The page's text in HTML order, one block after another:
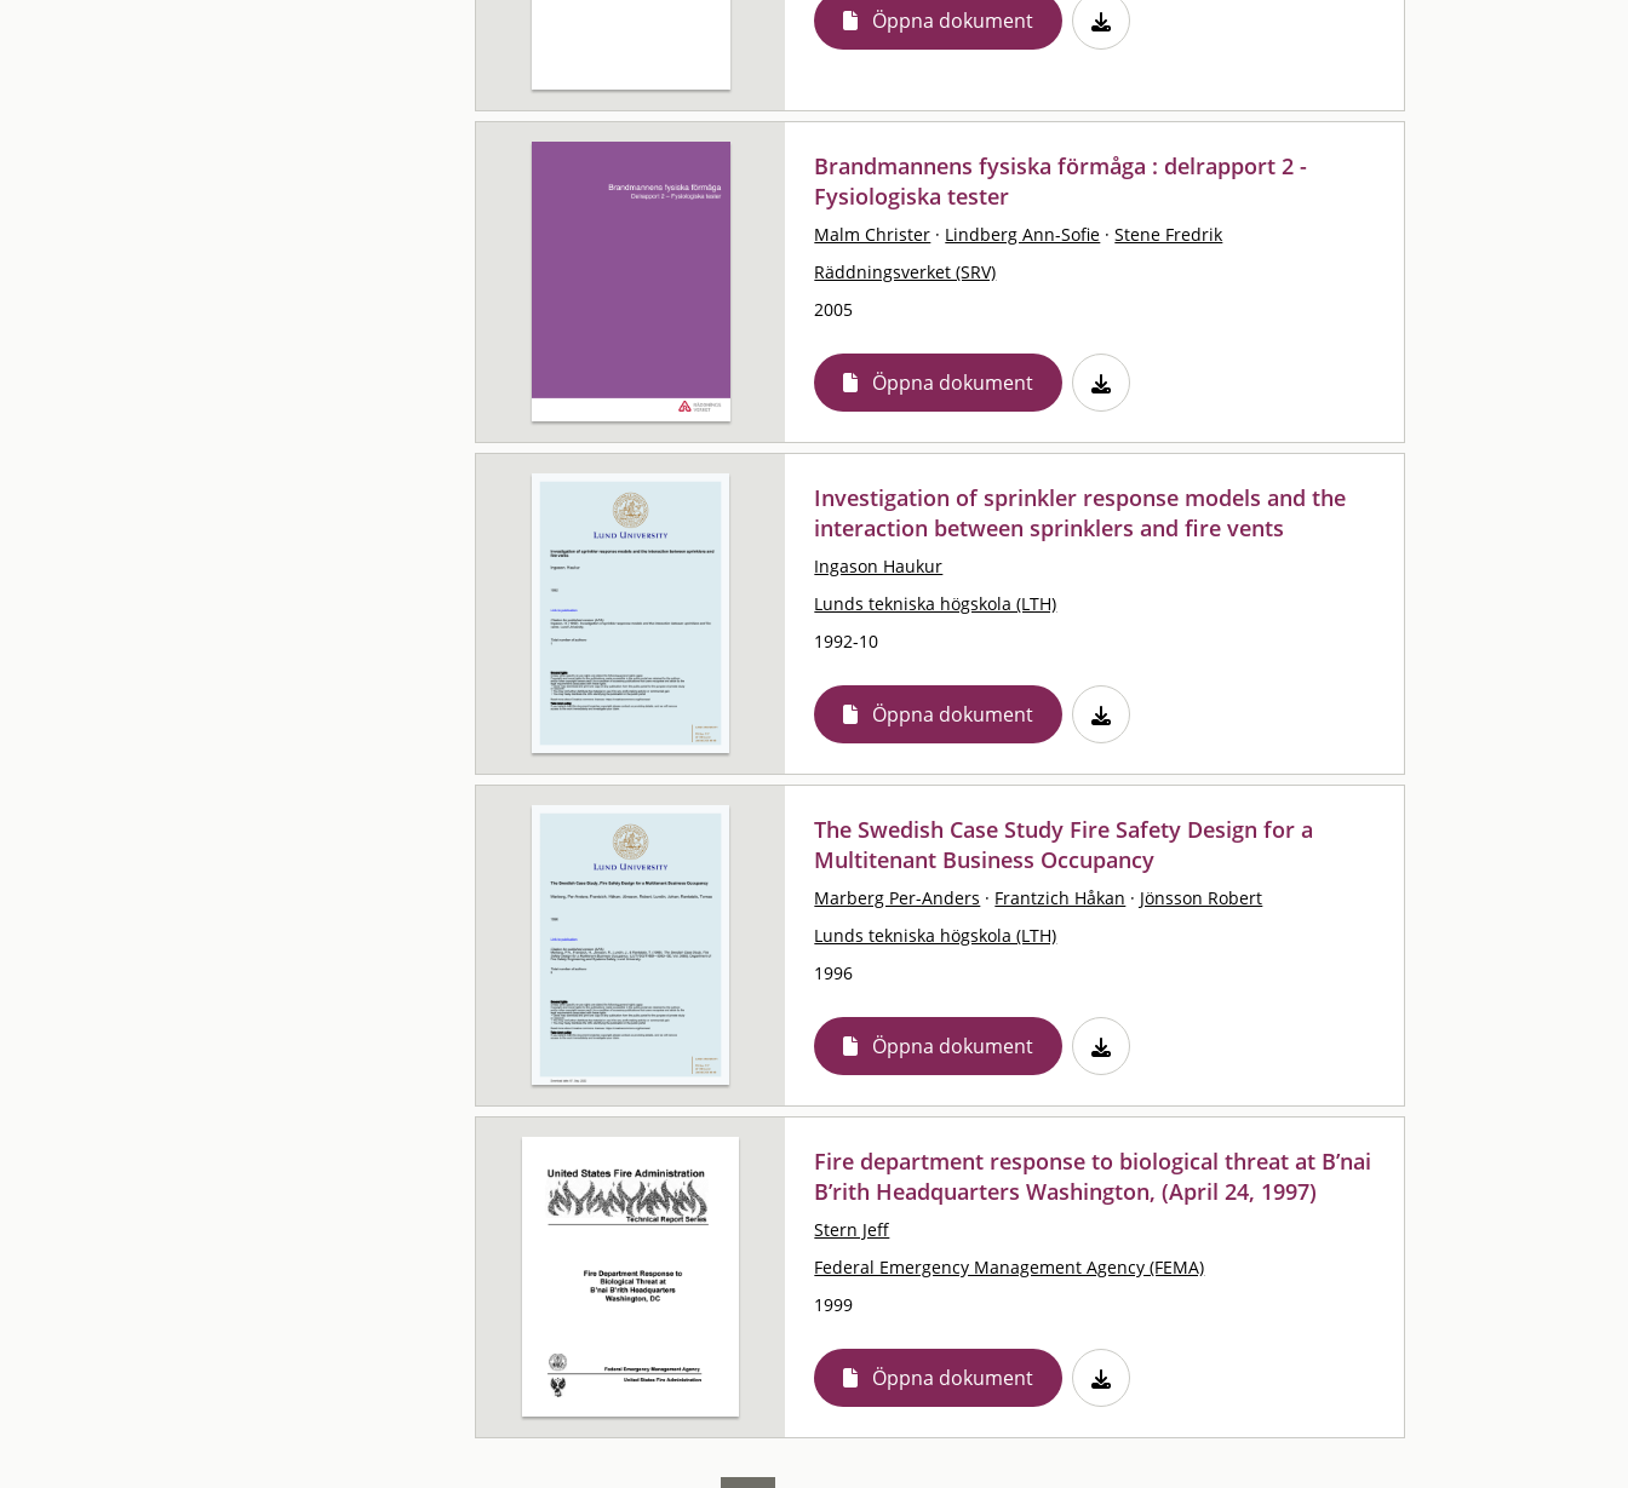
Öppna dokument
Brandmannens fysiska förmåga : delrapport 2 -
Fysiologiska tester
Malm Christer · Lindberg Ann-Sofie · Stene Fredrik
Räddningsverket (SRV)
2005
Öppna dokument
Investigation of sprinkler response models and the
interaction between sprinklers and fire vents
Ingason Haukur
Lunds tekniska högskola (LTH)
1992-10
Öppna dokument
The Swedish Case Study Fire Safety Design for a
Multitenant Business Occupancy
Marberg Per-Anders · Frantzich Håkan · Jönsson Robert
Lunds tekniska högskola (LTH)
1996
Öppna dokument
Fire department response to biological threat at B’nai
B’rith Headquarters Washington, (April 24, 1997)
Stern Jeff
Federal Emergency Management Agency (FEMA)
1999
Öppna dokument